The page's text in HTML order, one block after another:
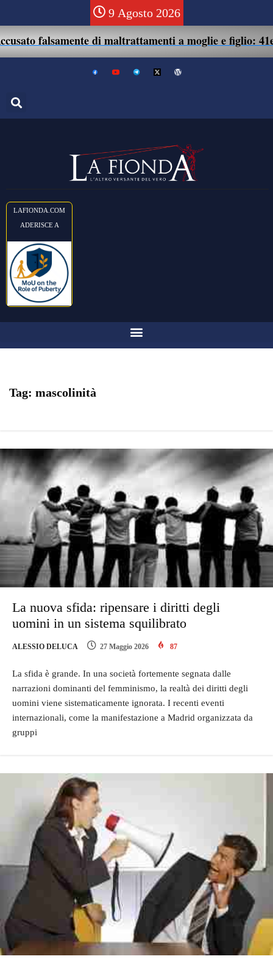
9 Agosto 2026
falsamente di maltrattamenti a moglie e figlio: 41enne
LAFIONDA.COM
ADERISCE A
Tag: mascolinità
La nuova sfida: ripensare i diritti degli
uomini in un sistema squilibrato
ALESSIO DELUCA 27 Maggio 2026 87
La sfida è grande. In una società fortemente segnata dalle
narrazioni dominanti del femminismo, la realtà dei diritti degli
uomini viene sistematicamente ignorata. I recenti eventi
internazionali, come la manifestazione a Madrid organizzata da
gruppi